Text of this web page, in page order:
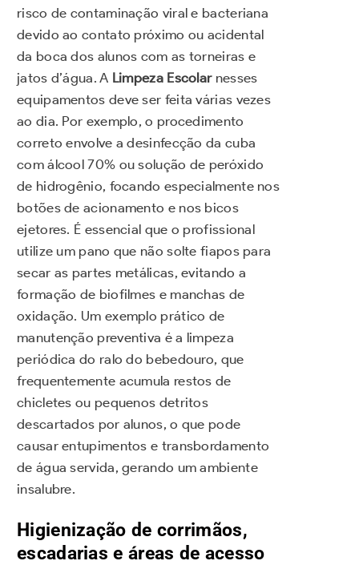
risco de contaminação viral e bacteriana
devido ao contato próximo ou acidental
da boca dos alunos com as torneiras e
jatos d’água. A Limpeza Escolarnesses
equipamentos deve ser feita várias vezes
ao dia. Por exemplo, o procedimento
correto envolve a desinfecção da cuba
com álcool 70% ou solução de peróxido
de hidrogênio, focando especialmente nos
botões de acionamento e nos bicos
ejetores. É essencial que o profissional
utilize um pano que não solte fiapos para
secar as partes metálicas, evitando a
formação de biofilmes e manchas de
oxidação. Um exemplo prático de
manutenção preventiva é a limpeza
periódica do ralo do bebedouro, que
frequentemente acumula restos de
chicletes ou pequenos detritos
descartados por alunos, o que pode
causar entupimentos e transbordamento
de água servida, gerando um ambiente
insalubre.
Higienização de corrimãos,
escadarias e áreas de acesso